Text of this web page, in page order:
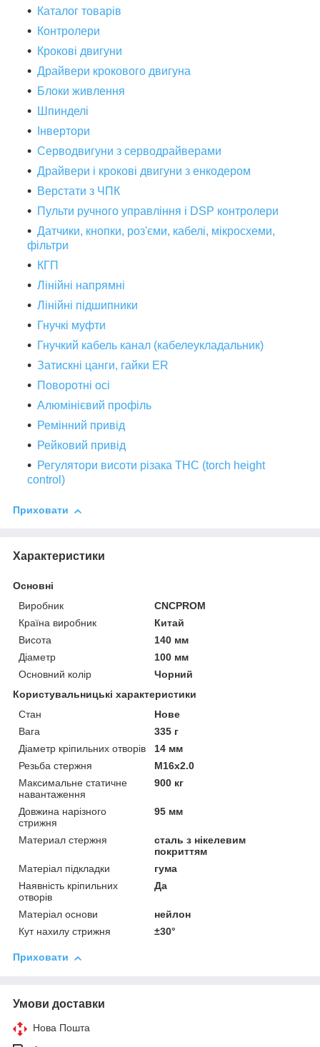
Каталог товарів
Контролери
Крокові двигуни
Драйвери крокового двигуна
Блоки живлення
Шпинделі
Інвертори
Серводвигуни з серводрайверами
Драйвери і крокові двигуни з енкодером
Верстати з ЧПК
Пульти ручного управління і DSP контролери
Датчики, кнопки, роз'єми, кабелі, мікросхеми,
фільтри
КГП
Лінійні напрямні
Лінійні підшипники
Гнучкі муфти
Гнучкий кабель канал (кабелеукладальник)
Затискні цанги, гайки ER
Поворотні осі
Алюмінієвий профіль
Ремінний привід
Рейковий привід
Регулятори висоти різака THC (torch height
control)
Приховати
Характеристики
Основні
Виробник
CNCPROM
Країна виробник
Китай
Висота
140 мм
Діаметр
100 мм
Основний колір
Чорний
Користувальницькі характеристики
Стан
Нове
Вага
335 г
Діаметр кріпильних отворів
14 мм
Резьба стержня
М16х2.0
Максимальне статичне
навантаження
900 кг
Довжина нарізного
стрижня
95 мм
Материал стержня
сталь з нікелевим
покриттям
Матеріал підкладки
гума
Наявність кріпильних
отворів
Да
Матеріал основи
нейлон
Кут нахилу стрижня
±30°
Приховати
Умови доставки
Нова Пошта